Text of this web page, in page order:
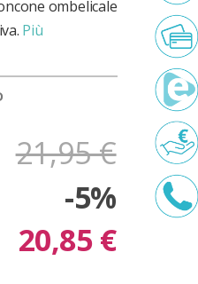
ombelicale
Più
21,95 €
-5%
20,85 €